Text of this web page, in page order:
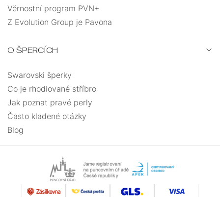
Věrnostní program PVN+
Z Evolution Group je Pavona
O ŠPERCÍCH
Swarovski šperky
Co je rhodiované stříbro
Jak poznat pravé perly
Často kladené otázky
Blog